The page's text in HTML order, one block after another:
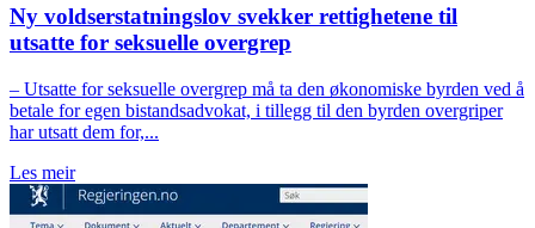
Ny voldserstatningslov svekker rettighetene til
utsatte for seksuelle overgrep
– Utsatte for seksuelle overgrep må ta den økonomiske byrden ved å
betale for egen bistandsadvokat, i tillegg til den byrden overgriper
har utsatt dem for,...
Les meir